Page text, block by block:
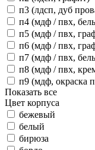
п3 (лдсп, дуб
п4 (мдф / пвх,
п5 (мдф / пвх,
п6 (мдф / пвх,
п7 (мдф / пвх,
п8 (мдф / пвх,
п9 (мдф, окраска
Показать все
Цвет корпуса
бежевый
белый
бирюза